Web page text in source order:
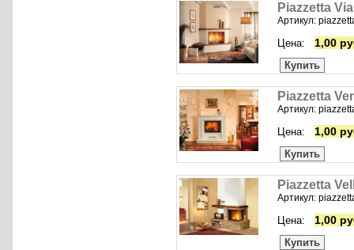
Piazzetta
Артикул:
Цена: 1,00
Купить
Piazzetta
Артикул:
Цена: 1,00
Купить
Piazzetta
Артикул:
Цена: 1,00
Купить